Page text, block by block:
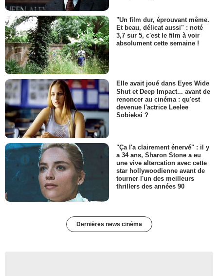
"Un film dur, éprouvant même.
Et beau, délicat aussi" : noté
3,7 sur 5, c'est le film à voir
absolument cette semaine !
Elle avait joué dans Eyes Wide
Shut et Deep Impact... avant de
renoncer au cinéma : qu'est
devenue l'actrice Leelee
Sobieksi ?
"Ça l'a clairement énervé" : il y
a 34 ans, Sharon Stone a eu
une vive altercation avec cette
star hollywoodienne avant de
tourner l'un des meilleurs
thrillers des années 90
Dernières news cinéma